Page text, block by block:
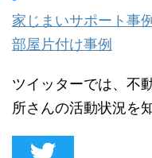
家じまいサポート事例
部屋片付け事例
ツイッターでは、不
所さんの活動状況を